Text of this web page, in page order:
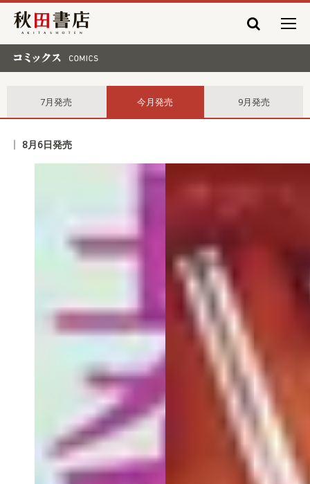
秋田書店
7月発売 今月発売 9月発売
8月6日発売